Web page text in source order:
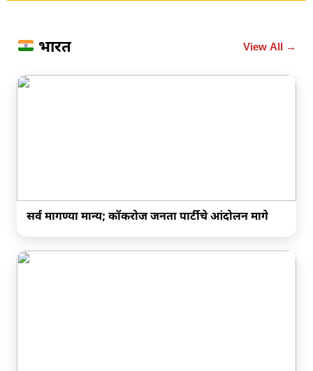
भारत View All →
सर्व मागण्‍या मान्‍य; कॉकरोज जनता पार्टीचे आंदोलन मागे